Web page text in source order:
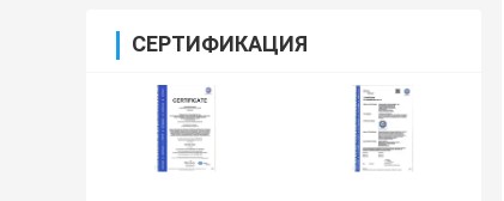
СЕРТИФИКАЦИЯ